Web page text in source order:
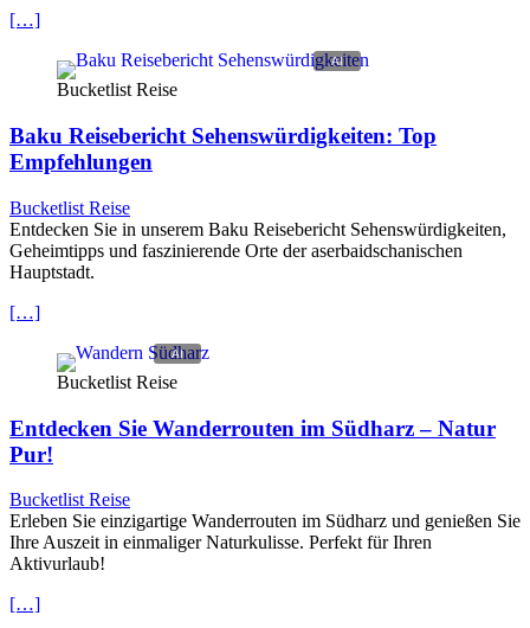
[…]
Bucketlist Reise
Baku Reisebericht Sehenswürdigkeiten: Top
Empfehlungen
Bucketlist Reise
Entdecken Sie in unserem Baku Reisebericht Sehenswürdigkeiten,
Geheimtipps und faszinierende Orte der aserbaidschanischen
Hauptstadt.
[…]
Bucketlist Reise
Entdecken Sie Wanderrouten im Südharz – Natur
Pur!
Bucketlist Reise
Erleben Sie einzigartige Wanderrouten im Südharz und genießen Sie
Ihre Auszeit in einmaliger Naturkulisse. Perfekt für Ihren
Aktivurlaub!
[…]